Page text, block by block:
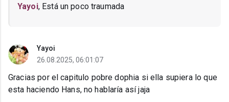
Yayoi, Está un poco traumada
Yayoi
26.08.2025, 06:01:07
Gracias por el capitulo pobre dophia si ella supiera lo que
esta haciendo Hans, no hablaría así jaja